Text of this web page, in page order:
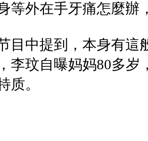
等外在手牙痛怎麼辦
目中提到，本身有
李玟自曝妈妈80多
质。